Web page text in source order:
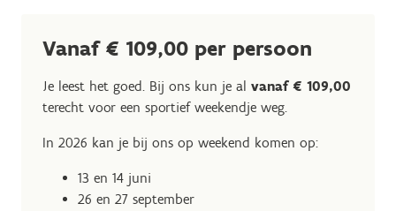
Vanaf € 109,00 per persoon
Je leest het goed. Bij ons kun je al vanaf € 109,00
terecht voor een sportief weekendje weg.
In 2026 kan je bij ons op weekend komen op:
13 en 14 juni
26 en 27 september